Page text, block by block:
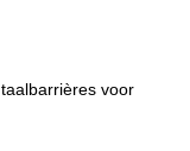
voor